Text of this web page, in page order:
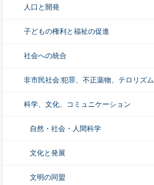
人口と開発
子どもの権利と福祉の促進
社会への統合
非市民社会:犯罪、不正薬物、テロリズム
科学、文化、コミュニケーション
自然・社会・人間科学
文化と発展
文明の同盟